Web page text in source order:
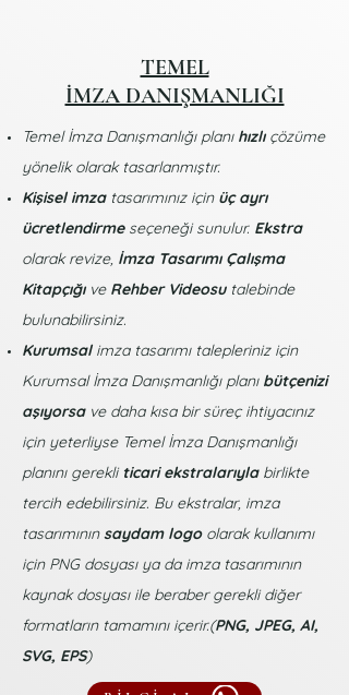
TEMEL
İMZA DANIŞMANLIĞI
Temel İmza Danışmanlığı planı hızlıçözüme
yönelik olarak tasarlanmıştır.
Kişisel imza tasarımınız için üç ayrı
ücretlendirmeseçeneği sunulur. Ekstra
olarak revize, İmza Tasarımı Çalışma
Kitapçığı ve Rehber Videosutalebinde
bulunabilirsiniz.
Kurumsal imza tasarımı talepleriniz için
Kurumsal İmza Danışmanlığı planı bütçenizi
aşıyorsave daha kısa bir süreç ihtiyacınız
için yeterliyse Temel İmza Danışmanlığı
planını gerekli ticari ekstralarıyla birlikte
tercih edebilirsiniz. Bu ekstralar, imza
tasarımınınsaydam logoolarak kullanımı
için PNG dosyası ya da imza tasarımının
kaynak dosyası ile beraber gerekli diğer
formatların tamamını içerir.(PNG, JPEG, AI,
SVG, EPS)